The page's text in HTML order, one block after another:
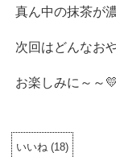
真ん中の抹茶が
次回はどんなお
お楽しみに～～💛
いいね (18)